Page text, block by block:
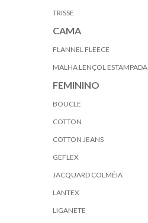
TRISSE
CAMA
FLANNEL FLEECE
MALHA LENÇOL ESTAMPADA
FEMININO
BOUCLE
COTTON
COTTON JEANS
GEFLEX
JACQUARD COLMÉIA
LANTEX
LIGANETE